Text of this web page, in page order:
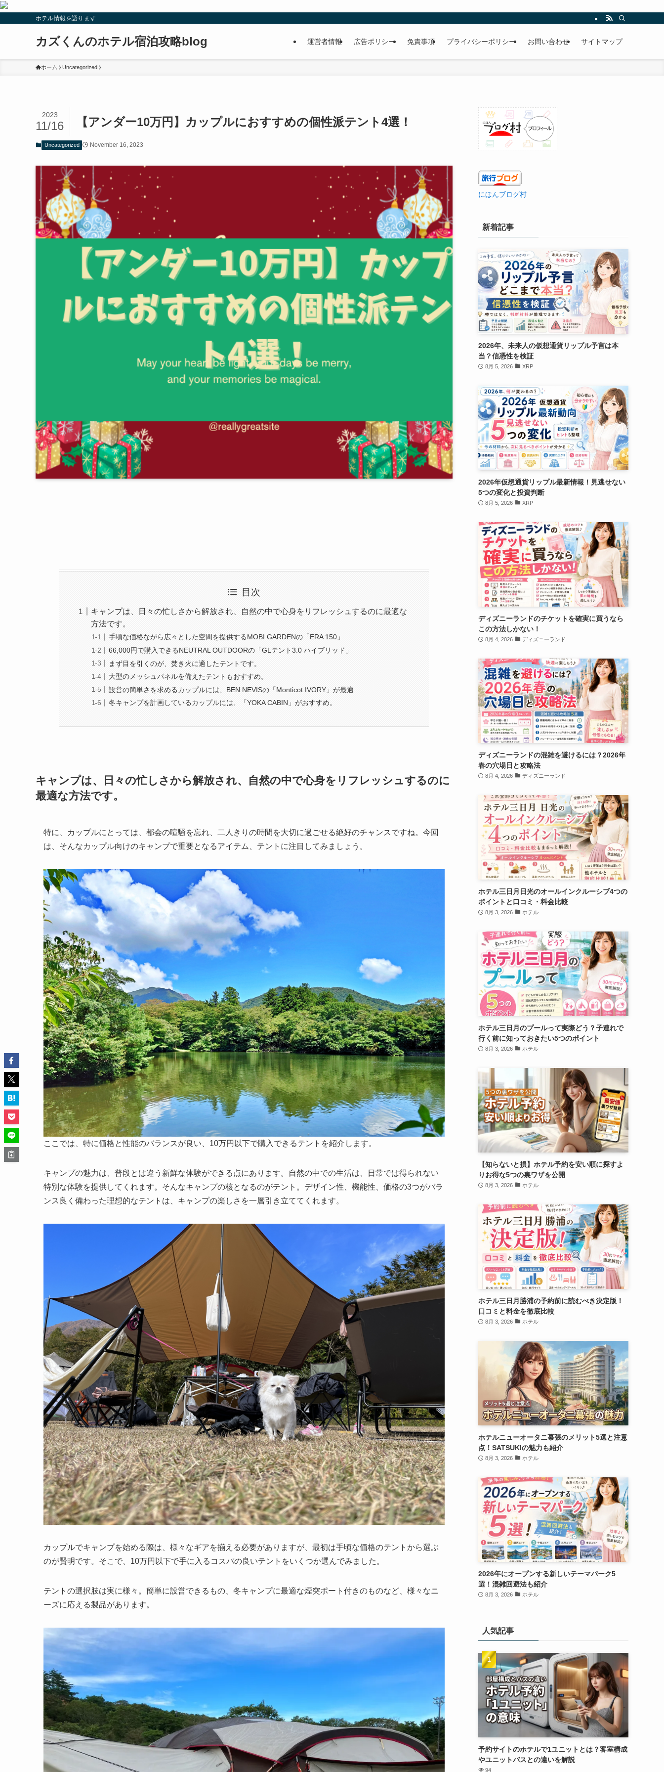
ホテル情報を語ります
カズくんのホテル宿泊攻略blog 運営者情報 広告ポリシー 免責事項 プライバシーポリシー お問い合わせ サイトマップ
ホーム Uncategorized
【アンダー10万円】カップルにおすすめの個性派テント4選！
2023
11/16
Uncategorized November 16, 2023
目次
キャンプは、日々の忙しさから解放され、自然の中で心身をリフレッシュするのに最適な
方法です。
手頃な価格ながら広々とした空間を提供するMOBI GARDENの「ERA 150」
66,000円で購入できるNEUTRAL OUTDOORの「GLテント3.0 ハイブリッド」
まず目を引くのが、焚き火に適したテントです。
大型のメッシュパネルを備えたテントもおすすめ。
設営の簡単さを求めるカップルには、BEN NEVISの「Monticot IVORY」が最適
冬キャンプを計画しているカップルには、「YOKA CABIN」がおすすめ。
キャンプは、日々の忙しさから解放され、自然の中で心身をリフレッシュするのに
最適な方法です。
特に、カップルにとっては、都会の喧騒を忘れ、二人きりの時間を大切に過ごせる絶好のチャンスですね。今回
は、そんなカップル向けのキャンプで重要となるアイテム、テントに注目してみましょう。
ここでは、特に価格と性能のバランスが良い、10万円以下で購入できるテントを紹介します。
キャンプの魅力は、普段とは違う新鮮な体験ができる点にあります。自然の中での生活は、日常では得られない
特別な体験を提供してくれます。そんなキャンプの核となるのがテント。デザイン性、機能性、価格の3つがバラ
ンス良く備わった理想的なテントは、キャンプの楽しさを一層引き立ててくれます。
カップルでキャンプを始める際は、様々なギアを揃える必要がありますが、最初は手頃な価格のテントから選ぶ
のが賢明です。そこで、10万円以下で手に入るコスパの良いテントをいくつか選んでみました。
テントの選択肢は実に様々。簡単に設営できるもの、冬キャンプに最適な煙突ポート付きのものなど、様々なニ
ーズに応える製品があります。
にほんブログ村
新着記事
2026年、未来人の仮想通貨リップル予言は本
当？信憑性を検証
8月 5, 2026 XRP
2026年仮想通貨リップル最新情報！見逃せない
5つの変化と投資判断
8月 5, 2026 XRP
ディズニーランドのチケットを確実に買うなら
この方法しかない！
8月 4, 2026 ディズニーランド
ディズニーランドの混雑を避けるには？2026年
春の穴場日と攻略法
8月 4, 2026 ディズニーランド
ホテル三日月日光のオールインクルーシブ4つの
ポイントと口コミ・料金比較
8月 3, 2026 ホテル
ホテル三日月のプールって実際どう？子連れで
行く前に知っておきたい5つのポイント
8月 3, 2026 ホテル
【知らないと損】ホテル予約を安い順に探すよ
りお得な5つの裏ワザを公開
8月 3, 2026 ホテル
ホテル三日月勝浦の予約前に読むべき決定版！
口コミと料金を徹底比較
8月 3, 2026 ホテル
ホテルニューオータニ幕張のメリット5選と注意
点！SATSUKIの魅力も紹介
8月 3, 2026 ホテル
2026年にオープンする新しいテーマパーク5
選！混雑回避法も紹介
8月 3, 2026 ホテル
人気記事
予約サイトのホテルで1ユニットとは？客室構成
やユニットバスとの違いを解説
94